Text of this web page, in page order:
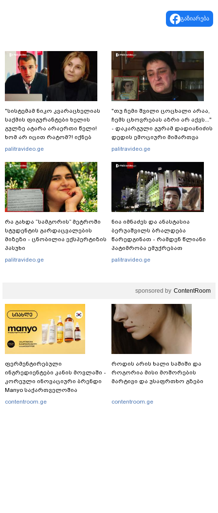
გაზიარება
"სისტემამ ნიკო კვარაცხელიას
საქმის ფიგურანტები ხელის
გულზე ატარა არაერთი წელი!
ხომ არ იცით რატომ?! იქნებ
იმიტომ რომ თავად
კვარაცხელიას დედა
განცხადებას ავრცელებს
palitravideo.ge
რა გახდა “სამგორის” მეტროში
სტუდენტის გარდაცვალების
მიზეზი - ცნობილია ექსპერტიზის
პასუხი
palitravideo.ge
"თუ ჩემი შვილი ცოცხალი არაა,
ჩემს ცხოვრებას აზრი არ აქვს..."
- დაკარგული გურამ დადიანიძის
დედის ემოციური მიმართვა
palitravideo.ge
ნია იმნაძეს და ანასტასია
ბერუაშვილს ბრალდება
წარედგინათ - რამდენ წლიანი
პატიმრობა ემუქრებათ
არასრულწლოვნებს?
palitravideo.ge
sponsored by ContentRoom
ფერმენტირებული
ინგრედიენტები კანის მოვლაში -
კორეული ინოვაციური ბრენდი
Manyo საქართველოშია
contentroom.ge
როდის არის ხალი საშიში და
როგორია მისი მოშორების
მარტივი და უსაფრთხო გზები
contentroom.ge